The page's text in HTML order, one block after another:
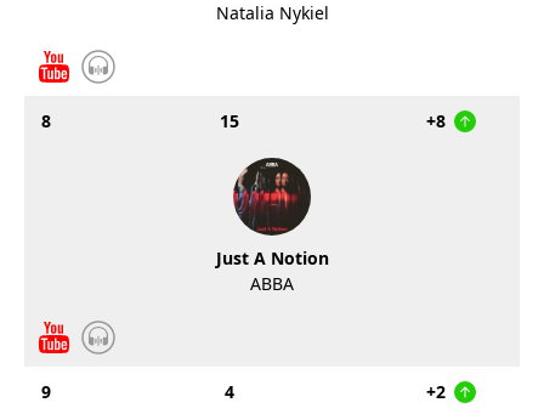
Natalia Nykiel
8 15 +8
Just A Notion
ABBA
9 4 +2